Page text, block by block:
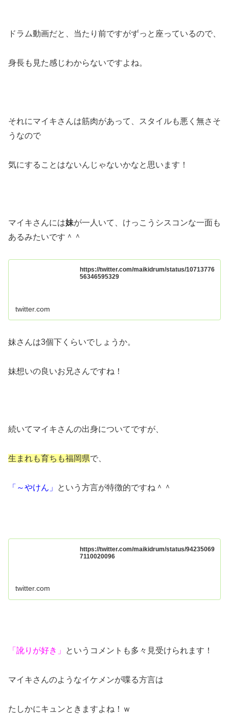
ドラム動画だと、当たり前ですがずっと座っているので、
身長も見た感じわからないですよね。
それにマイキさんは筋肉があって、スタイルも悪く無さそ
うなので
気にすることはないんじゃないかなと思います！
マイキさんには妹が一人いて、けっこうシスコンな一面も
あるみたいです＾＾
https://twitter.com/maikidrum/status/10713776
56346595329
twitter.com
妹さんは3個下くらいでしょうか。
妹想いの良いお兄さんですね！
続いてマイキさんの出身についてですが、
生まれも育ちも福岡県で、
「～やけん」 という方言が特徴的ですね＾＾
https://twitter.com/maikidrum/status/94235069
7110020096
twitter.com
「訛りが好き」 というコメントも多々見受けられます！
マイキさんのようなイケメンが喋る方言は
たしかにキュンときますよね！ｗ